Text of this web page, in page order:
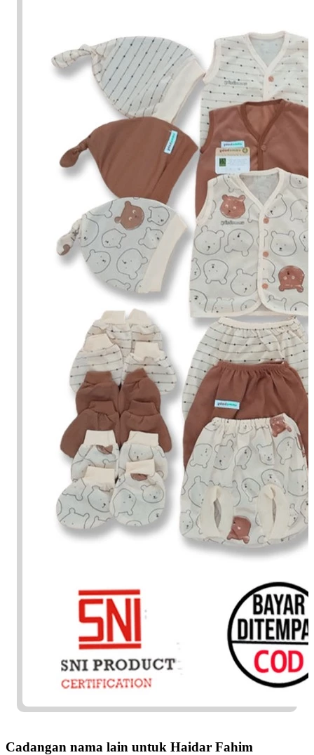
Cadangan nama lain untuk Haidar Fahim